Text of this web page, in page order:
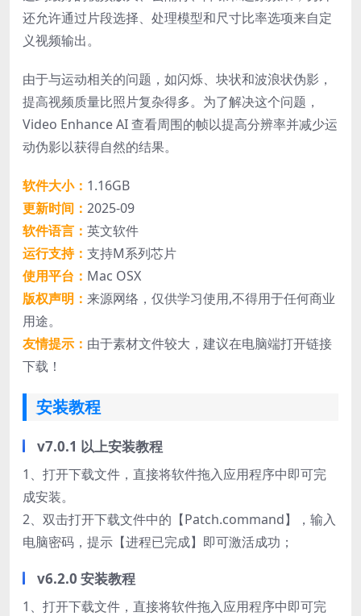
还允许通过片段选择、处理模型和尺寸比率选项来自定
义视频输出。
由于与运动相关的问题，如闪烁、块状和波浪状伪影，
提高视频质量比照片复杂得多。为了解决这个问题，
Video Enhance AI 查看周围的帧以提高分辨率并减少运
动伪影以获得自然的结果。
软件大小： 1.16GB
更新时间： 2025-09
软件语言： 英文软件
运行支持： 支持M系列芯片
使用平台： Mac OSX
版权声明： 来源网络，仅供学习使用,不得用于任何商业
用途。
友情提示： 由于素材文件较大，建议在电脑端打开链接
下载！
安装教程
v7.0.1 以上安装教程
1、打开下载文件，直接将软件拖入应用程序中即可完
成安装。
2、双击打开下载文件中的【Patch.command】，输入
电脑密码，提示【进程已完成】即可激活成功；
v6.2.0 安装教程
1、打开下载文件，直接将软件拖入应用程序中即可完